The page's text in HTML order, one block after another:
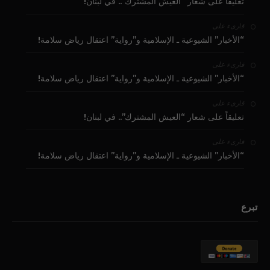
قارىء على
“الأخبار” الشيوعية ـ الإسلامية و”رواية” اعتقال رياض سلامة!
قارىء على
“الأخبار” الشيوعية ـ الإسلامية و”رواية” اعتقال رياض سلامة!
قارىء على
تعليقاً على شعار “العيش المشترك”.. في لبنان!
قارىء على
“الأخبار” الشيوعية ـ الإسلامية و”رواية” اعتقال رياض سلامة!
تبرع